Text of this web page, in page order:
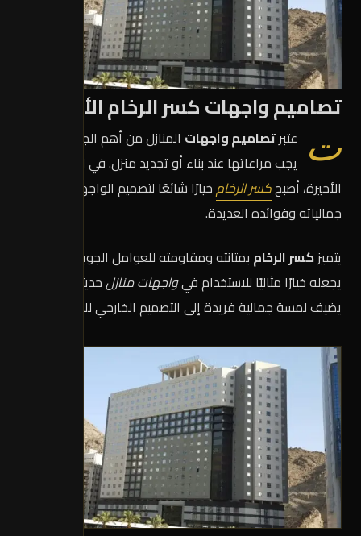
تصاميم واجهات كسر الرخام الأنيقة
تعتبرتصاميم واجهات المنازل من أهم الجوانب التي
يجب مراعاتها عند بناء أو تجديد منزل. في الآونة
الأخيرة، أصبحكسر الرخامخيارًا شائعًا لتصميم الواجهات بسبب
جمالياته وفوائده العديدة.
يتميزكسر الرخام بمتانته ومقاومته للعوامل الجوية، مما
يجعله خيارًا مثاليًا للاستخدام فيواجهات منازلحديثة. كما أنه
يضيف لمسة جمالية فريدة إلى التصميم الخارجي للمنزل.